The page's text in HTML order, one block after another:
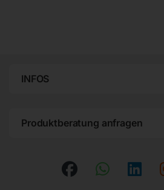
INFOS
Produktberatung anfragen